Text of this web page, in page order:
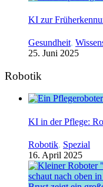
KI zur
Gesundheit,
25. Juni 2025
Robotik
KI in der Pflege:
Robotik, Spezial
16. April 2025